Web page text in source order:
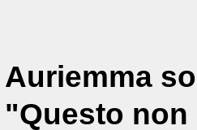
Auriemma
"Questo non